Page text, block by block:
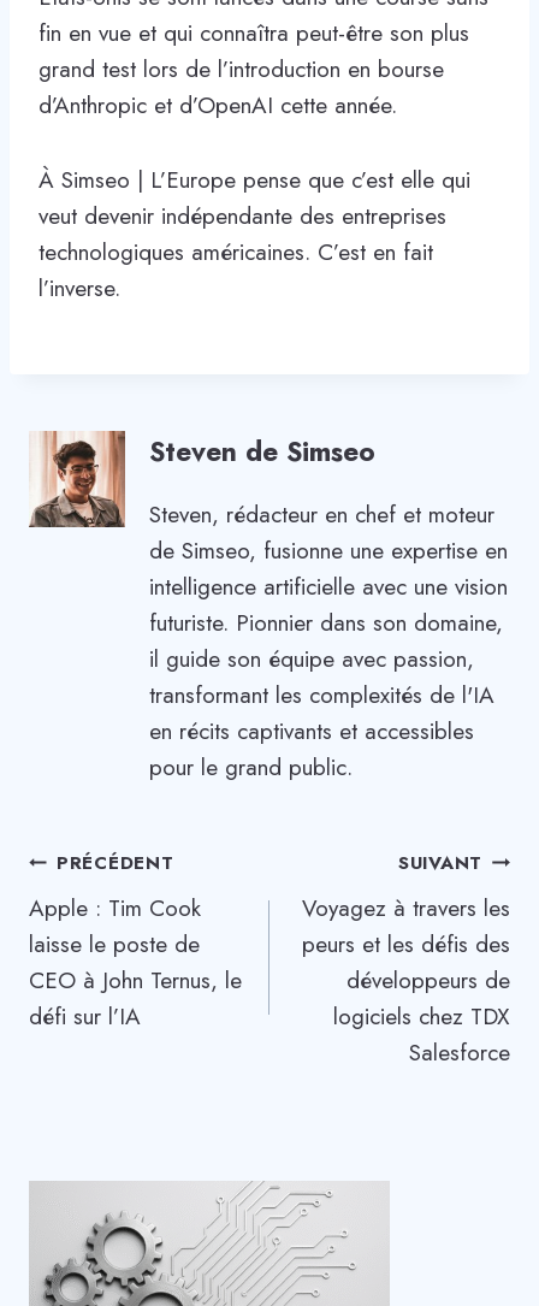
fin en vue et qui connaîtra peut-être son plus
grand test lors de l’introduction en bourse
d’Anthropic et d’OpenAI cette année.
À Simseo | L’Europe pense que c’est elle qui
veut devenir indépendante des entreprises
technologiques américaines. C’est en fait
l’inverse.
Steven de Simseo
Steven, rédacteur en chef et moteur
de Simseo, fusionne une expertise en
intelligence artificielle avec une vision
futuriste. Pionnier dans son domaine,
il guide son équipe avec passion,
transformant les complexités de l'IA
en récits captivants et accessibles
pour le grand public.
Navigation
de
l’article
PRÉCÉDENT
Apple : Tim Cook
laisse le poste de
CEO à John Ternus, le
défi sur l’IA
SUIVANT
Voyagez à travers les
peurs et les défis des
développeurs de
logiciels chez TDX
Salesforce